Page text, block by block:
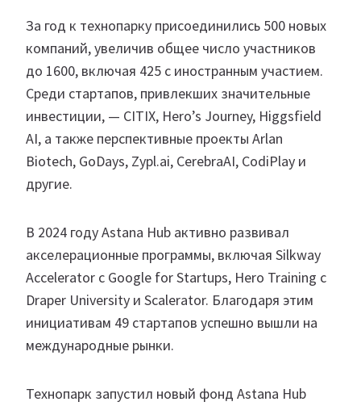
За год к технопарку присоединились 500 новых
компаний, увеличив общее число участников
до 1600, включая 425 с иностранным участием.
Среди стартапов, привлекших значительные
инвестиции, — CITIX, Hero’s Journey, Higgsfield
AI, а также перспективные проекты Arlan
Biotech, GoDays, Zypl.ai, CerebraAI, CodiPlay и
другие.
В 2024 году Astana Hub активно развивал
акселерационные программы, включая Silkway
Accelerator с Google for Startups, Hero Training с
Draper University и Scalerator. Благодаря этим
инициативам 49 стартапов успешно вышли на
международные рынки.
Технопарк запустил новый фонд Astana Hub